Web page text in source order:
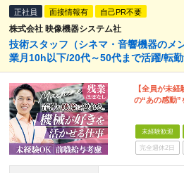
正社員 面接情報有 自己PR不要
株式会社 映像機器システム社
技術スタッフ（シネマ・音響機器のメ
業月10h以下/20代～50代まで活躍/転
【全員が未
の“あの感動”
未経験歓迎
完全週休2日